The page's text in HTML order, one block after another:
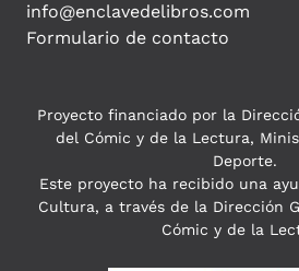
info@enclavedelibros.com
Formulario de contacto
Proyecto financiado por la
del Cómic y de la Lectura,
Deporte.
Este proyecto ha recibido una
Cultura, a través de la Dirección
Cómic y de la